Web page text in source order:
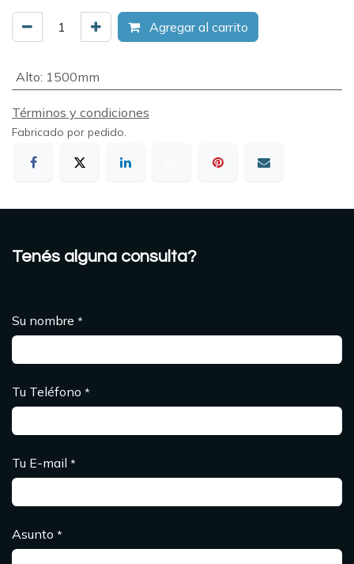
Agregar al carrito
Alto: 1500mm
Términos y condiciones
Fabricado por pedido.
Tenés alguna consulta?
Su nombre *
Tu Teléfono *
Tu E-mail *
Asunto *